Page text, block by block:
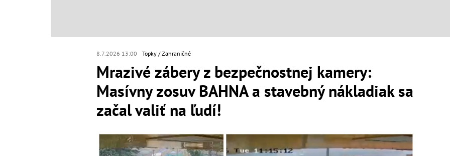
8.7.2026 13:00 Topky Zahraničné
Mrazivé zábery z bezpečnostnej kamery:
Masívny zosuv BAHNA a stavebný nákladiak sa
začal valiť na ľudí!